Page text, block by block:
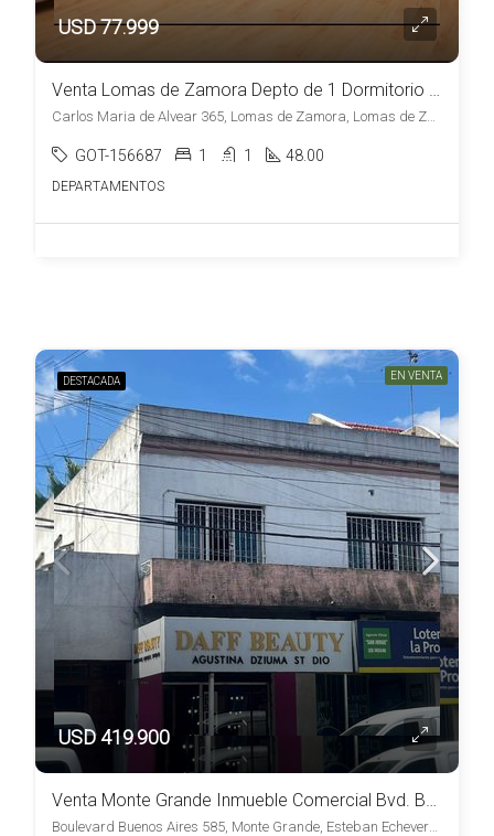
USD 77.999
Venta Lomas de Zamora Depto de 1 Dormitorio con Patio y Baulera Apto Credito
Carlos Maria de Alvear 365, Lomas de Zamora, Lomas de Zamora
GOT-156687 1 1 48.00
DEPARTAMENTOS
DESTACADA EN VENTA
USD 419.900
Venta Monte Grande Inmueble Comercial Bvd. Buenos Aires 2 locales y 2 viviendas
Boulevard Buenos Aires 585, Monte Grande, Esteban Echeverría